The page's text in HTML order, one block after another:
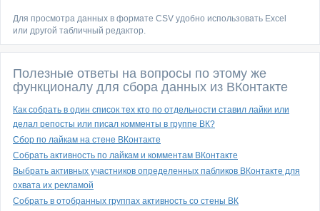
Для просмотра данных в формате CSV удобно использовать Excel
или другой табличный редактор.
Полезные ответы на вопросы по этому же
функционалу для сбора данных из ВКонтакте
Как собрать в один список тех кто по отдельности ставил лайки или
делал репосты или писал комменты в группе ВК?
Сбор по лайкам на стене ВКонтакте
Собрать активность по лайкам и комментам ВКонтакте
Выбрать активных участников определенных пабликов ВКонтакте для
охвата их рекламой
Собрать в отобранных группах активность со стены ВК